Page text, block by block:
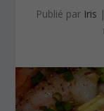
Publié par Iris |